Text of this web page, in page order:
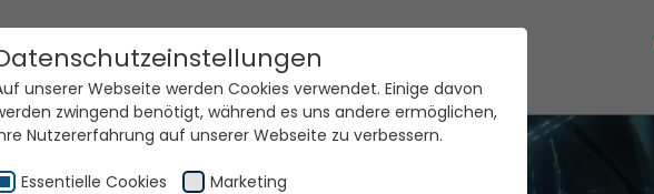
unserer Webseite werden Cookies verwendet. Einige davon
zwingend benötigt, während es uns andere ermöglichen,
Nutzererfahrung auf unserer Webseite zu verbessern.
Essentielle Cookies Marketing